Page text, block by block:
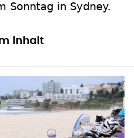
Sonntag in Sydney.
Inhalt